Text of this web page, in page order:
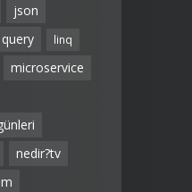
json
linq
microservice
nedir?tv